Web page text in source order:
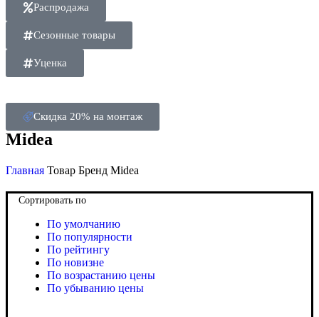
Распродажа
Сезонные товары
Уценка
Скидка 20% на монтаж
Midea
Главная Товар Бренд Midea
Сортировать по
По умолчанию
По популярности
По рейтингу
По новизне
По возрастанию цены
По убыванию цены